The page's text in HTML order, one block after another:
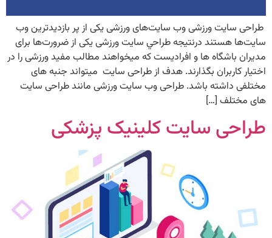
طراحی سایت ورزشی وب سايت‌های ورزشی یکی از پر بازديدترين وب
سايت‌ها هستند درنتیجه طراحي سایت ورزشی یکی از ضرورت‌ها برای
مدیران باشگاه ها و افرادیست که میخواهند مطالب مفید ورزشی را در
اختیار کاربران بگذارند. هدف از طراحی سايت میتواند جنبه های
مختلفی داشته باشد. طراحی وب سايت ورزشی مانند طراحی سایت
های مختلف […]
طراحی سایت کلینیک پزشکی